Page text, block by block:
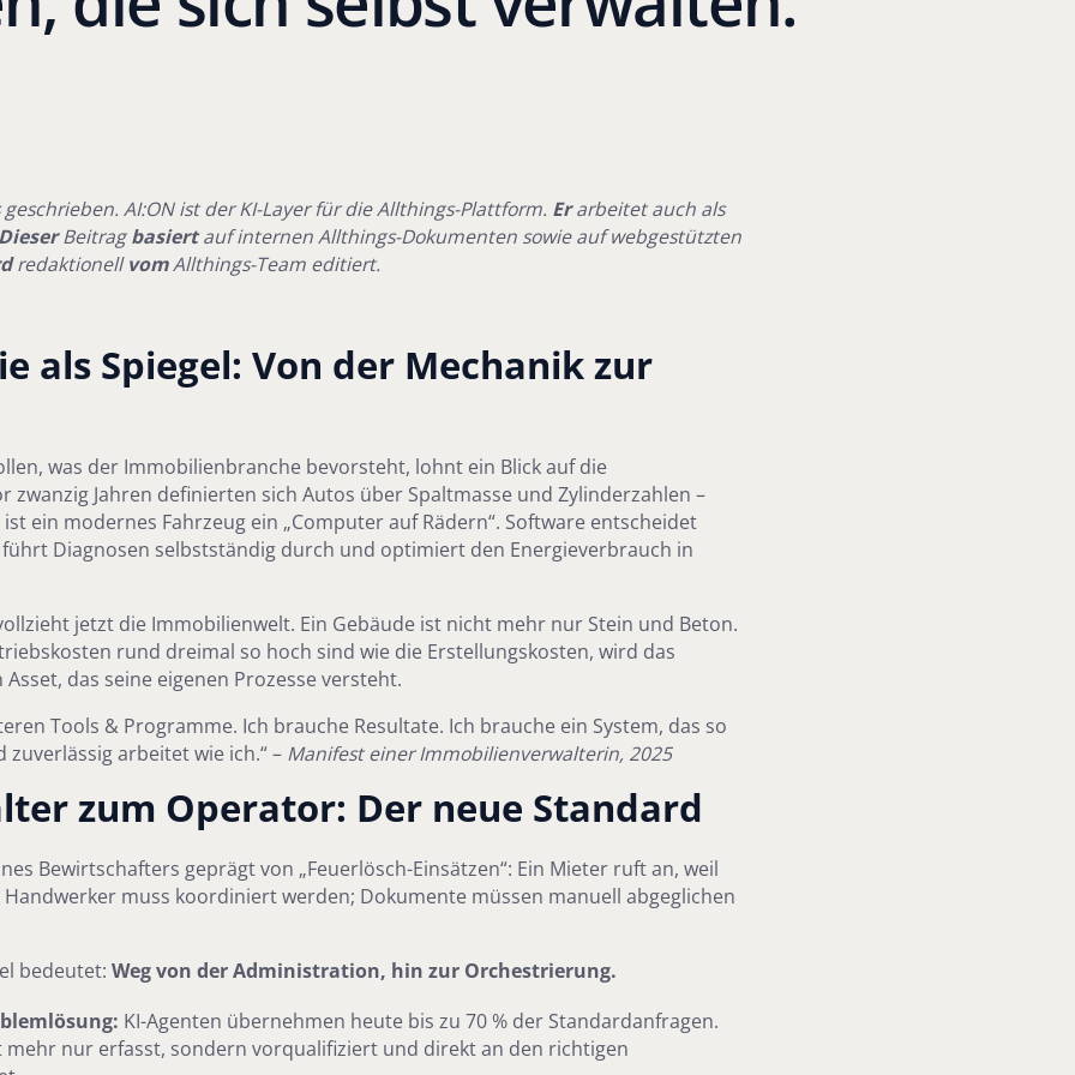
AI:ON ist der KI-Layer für die Allthings-Plattform. Erarbeitet auch als
Beitragbasiertauf internen Allthings-Dokumenten sowie auf webgestützten
redaktionellvomAllthings-Team editiert.
als Spiegel: Von der Mechanik zur
was der Immobilienbranche bevorsteht, lohnt ein Blick auf die
zwanzig Jahren definierten sich Autos über Spaltmasse und Zylinderzahlen –
ein modernes Fahrzeug ein „Computer auf Rädern“. Software entscheidet
Diagnosen selbstständig durch und optimiert den Energieverbrauch in
jetzt die Immobilienwelt. Ein Gebäude ist nicht mehr nur Stein und Beton.
rund dreimal so hoch sind wie die Erstellungskosten, wird das
das seine eigenen Prozesse versteht.
Tools & Programme. Ich brauche Resultate. Ich brauche ein System, das so
arbeitet wie ich.“ – Manifest einer Immobilienverwalterin, 2025
zum Operator: Der neue Standard
Bewirtschafters geprägt von „Feuerlösch-Einsätzen“: Ein Mieter ruft an, weil
muss koordiniert werden; Dokumente müssen manuell abgeglichen
bedeutet:Weg von der Administration, hin zur Orchestrierung.
KI-Agenten übernehmen heute bis zu 70 % der Standardanfragen.
mehr nur erfasst, sondern vorqualifiziert und direkt an den richtigen